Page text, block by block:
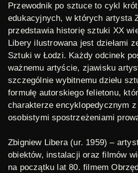
Przewodnik po sztuce to cykl
edukacyjnych, w których artysta
przedstawia historię sztuki XX
Libery ilustrowana jest dziełami
Sztuki w Łodzi. Każdy odcinek
ważnemu artyście, zjawisku
szczególnie wybitnemu dziełu
formułę autorskiego felietonu,
charakterze encyklopedycznym
osobistymi spostrzeżeniami
Zbigniew Libera(ur. 1959) –
obiektów, instalacji oraz filmów
na początku lat 80. filmem